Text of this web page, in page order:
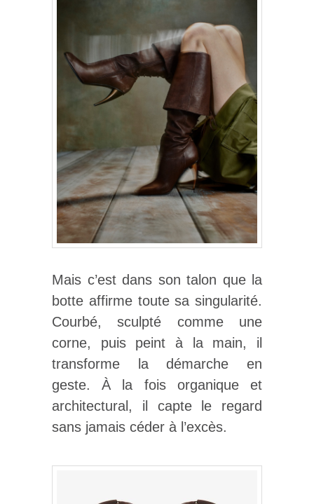
Mais c’est dans son talon que la
botte affirme toute sa singularité.
Courbé, sculpté comme une
corne, puis peint à la main, il
transforme la démarche en
geste. À la fois organique et
architectural, il capte le regard
sans jamais céder à l’excès.